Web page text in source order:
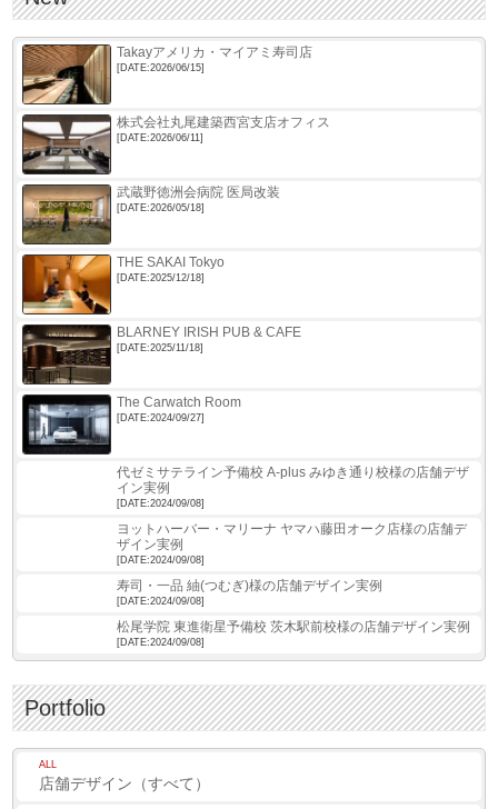
Takayアメリカ・マイアミ寿司店
[DATE:2026/06/15]
株式会社丸尾建築西宮支店オフィス
[DATE:2026/06/11]
武蔵野徳洲会病院 医局改装
[DATE:2026/05/18]
THE SAKAI Tokyo
[DATE:2025/12/18]
BLARNEY IRISH PUB & CAFE
[DATE:2025/11/18]
The Carwatch Room
[DATE:2024/09/27]
代ゼミサテライン予備校 A-plus みゆき通り校様の店舗デザ
イン実例
[DATE:2024/09/08]
ヨットハーバー・マリーナ ヤマハ藤田オーク店様の店舗デ
ザイン実例
[DATE:2024/09/08]
寿司・一品 紬(つむぎ)様の店舗デザイン実例
[DATE:2024/09/08]
松尾学院 東進衛星予備校 茨木駅前校様の店舗デザイン実例
[DATE:2024/09/08]
Portfolio
ALL
店舗デザイン（すべて）